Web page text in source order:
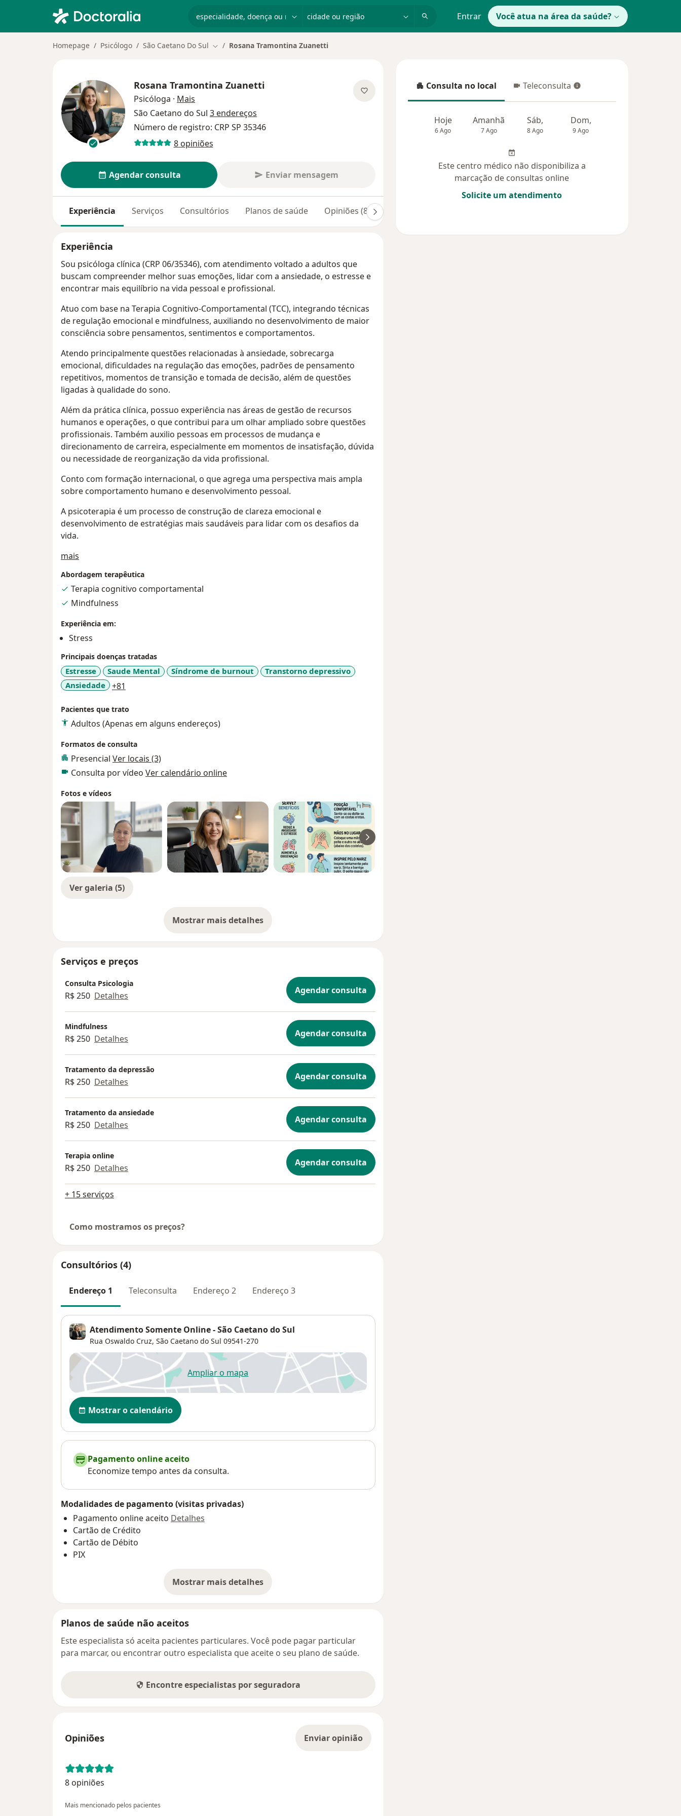
Entrar Você atua na área da saúde?
Homepage Psicólogo São Caetano Do Sul Mudar de cidade
Rosana Tramontina Zuanetti
Rosana Tramontina Zuanetti
Psicóloga · Mais
São Caetano do Sul 3 endereços
Número de registro: CRP SP 35346
8 opiniões
Agendar consulta Enviar mensagem
Experiência Serviços Consultórios Planos de saúde Opiniões (8)
Experiência
Sou psicóloga clínica (CRP 06/35346), com atendimento voltado a adultos que
buscam compreender melhor suas emoções, lidar com a ansiedade, o estresse e
encontrar mais equilíbrio na vida pessoal e profissional.
Atuo com base na Terapia Cognitivo-Comportamental (TCC), integrando técnicas
de regulação emocional e mindfulness, auxiliando no desenvolvimento de maior
consciência sobre pensamentos, sentimentos e comportamentos.
Atendo principalmente questões relacionadas à ansiedade, sobrecarga
emocional, dificuldades na regulação das emoções, padrões de pensamento
repetitivos, momentos de transição e tomada de decisão, além de questões
ligadas à qualidade do sono.
Além da prática clínica, possuo experiência nas áreas de gestão de recursos
humanos e operações, o que contribui para um olhar ampliado sobre questões
profissionais. Também auxilio pessoas em processos de mudança e
direcionamento de carreira, especialmente em momentos de insatisfação, dúvida
ou necessidade de reorganização da vida profissional.
Conto com formação internacional, o que agrega uma perspectiva mais ampla
sobre comportamento humano e desenvolvimento pessoal.
A psicoterapia é um processo de construção de clareza emocional e
desenvolvimento de estratégias mais saudáveis para lidar com os desafios da
vida.
mais
Abordagem terapêutica
Terapia cognitivo comportamental
Mindfulness
Experiência em:
Stress
Principais doenças tratadas
Estresse Saude Mental Síndrome de burnout
Transtorno depressivo
Ansiedade
+81
Pacientes que trato
Adultos (Apenas em alguns endereços)
Formatos de consulta
Presencial Ver locais (3)
Consulta por vídeo Ver calendário online
Fotos e vídeos
Ver galeria (5)
Mostrar mais detalhes
sobre a experiência
Serviços e preços
Consulta Psicologia
R$ 250 Detalhes Agendar consulta
Mindfulness
R$ 250 Detalhes Agendar consulta
Tratamento da depressão
R$ 250 Detalhes Agendar consulta
Tratamento da ansiedade
R$ 250 Detalhes Agendar consulta
Terapia online
R$ 250 Detalhes Agendar consulta
+ 15 serviços
Como mostramos os preços?
Consultórios (4)
Endereço 1 Teleconsulta Endereço 2 Endereço 3
Atendimento Somente Online - São Caetano do Sul
Rua Oswaldo Cruz, São Caetano do Sul 09541-270
Ampliar o mapaabre num novo separador
Disponibilidade
Mostrar o calendário
Pagamento online aceito
Economize tempo antes da consulta.
Modalidades de pagamento (visitas privadas)
Pagamento online aceito Detalhes
Cartão de Crédito
Cartão de Débito
PIX
Mostrar mais detalhes
sobre o endereço
Planos de saúde não aceitos
Este especialista só aceita pacientes particulares. Você pode pagar particular
para marcar, ou encontrar outro especialista que aceite o seu plano de saúde.
Encontre especialistas por seguradora
Opiniões Enviar opinião
8 opiniões
Mais mencionado pelos pacientes
Consulta no local
Consulta no local Teleconsulta
Teleconsulta
Hoje
6 Ago
Amanhã
7 Ago
Sáb,
8 Ago
Dom,
9 Ago
Este centro médico não disponibiliza a
marcação de consultas online
Solicite um atendimento